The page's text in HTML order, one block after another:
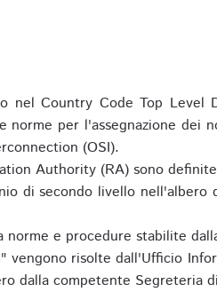
nel Country Code Top Level
per l'assegnazione dei
(OSI).
Authority (RA) sono
di secondo livello nell'albero
e procedure stabilite
risolte dall'Ufficio
dalla competente Segreteria